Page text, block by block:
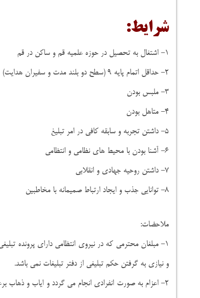
شرایط:
۱- اشتغال به تحصیل در حوزه علمیه قم و ساکن در قم
۲- حداقل اتمام پایه ۹ (سطح دو بلند مدت و سفیران هدایت)
۳- ملبس بودن
۴- متاهل بودن
۵- داشتن تجربه و سابقه کافی در امر تبلیغ
۶- آشنا بودن با محیط های نظامی و انتظامی
۷- داشتن روحیه جهادی و انقلابی
۸- توانایی جذب و ایجاد ارتباط صمیمانه با مخاطبین
ملاحضات:
۱- مبلغان محترمی که در نیروی انتظامی دارای پرونده
و نیازی به گرفتن حکم تبلیغی از دفتر تبلیغات نمی باشد.
۲- اعزام به صورت انفرادی انجام می گردد و ایاب و ذهاب